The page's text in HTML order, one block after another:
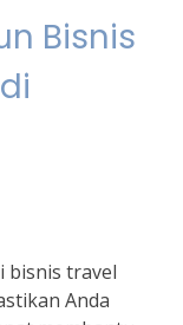
Bisnis
bisnis travel
Anda